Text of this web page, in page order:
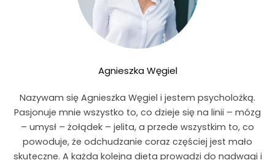
Agnieszka Węgiel
Nazywam się Agnieszka Węgiel i jestem psycholożką.
Pasjonuje mnie wszystko to, co dzieje się na linii – mózg
– umysł – żołądek – jelita, a przede wszystkim to, co
powoduje, że odchudzanie coraz częściej jest mało
skuteczne. A każda kolejna dieta prowadzi do nadwagi i